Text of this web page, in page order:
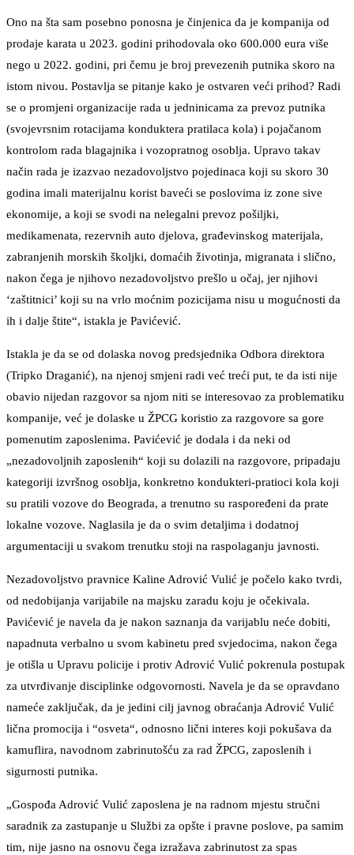
Ono na šta sam posebno ponosna je činjenica da je kompanija od
prodaje karata u 2023. godini prihodovala oko 600.000 eura više
nego u 2022. godini, pri čemu je broj prevezenih putnika skoro na
istom nivou. Postavlja se pitanje kako je ostvaren veći prihod? Radi
se o promjeni organizacije rada u jedninicama za prevoz putnika
(svojevrsnim rotacijama konduktera pratilaca kola) i pojačanom
kontrolom rada blagajnika i vozopratnog osoblja. Upravo takav
način rada je izazvao nezadovoljstvo pojedinaca koji su skoro 30
godina imali materijalnu korist baveći se poslovima iz zone sive
ekonomije, a koji se svodi na nelegalni prevoz pošiljki,
medikamenata, rezervnih auto djelova, građevinskog materijala,
zabranjenih morskih školjki, domaćih životinja, migranata i slično,
nakon čega je njihovo nezadovoljstvo prešlo u očaj, jer njihovi
‘zaštitnici’ koji su na vrlo moćnim pozicijama nisu u mogućnosti da
ih i dalje štite“, istakla je Pavićević.
Istakla je da se od dolaska novog predsjednika Odbora direktora
(Tripko Draganić), na njenoj smjeni radi već treći put, te da isti nije
obavio nijedan razgovor sa njom niti se interesovao za problematiku
kompanije, već je dolaske u ŽPCG koristio za razgovore sa gore
pomenutim zaposlenima. Pavićević je dodala i da neki od
„nezadovoljnih zaposlenih“ koji su dolazili na razgovore, pripadaju
kategoriji izvršnog osoblja, konkretno kondukteri-pratioci kola koji
su pratili vozove do Beograda, a trenutno su raspoređeni da prate
lokalne vozove. Naglasila je da o svim detaljima i dodatnoj
argumentaciji u svakom trenutku stoji na raspolaganju javnosti.
Nezadovoljstvo pravnice Kaline Adrović Vulić je počelo kako tvrdi,
od nedobijanja varijabile na majsku zaradu koju je očekivala.
Pavićević je navela da je nakon saznanja da varijablu neće dobiti,
napadnuta verbalno u svom kabinetu pred svjedocima, nakon čega
je otišla u Upravu policije i protiv Adrović Vulić pokrenula postupak
za utvrđivanje disciplinke odgovornosti. Navela je da se opravdano
nameće zaključak, da je jedini cilj javnog obraćanja Adrović Vulić
lična promocija i “osveta“, odnosno lični interes koji pokušava da
kamuflira, navodnom zabrinutošću za rad ŽPCG, zaposlenih i
sigurnosti putnika.
„Gospođa Adrović Vulić zaposlena je na radnom mjestu stručni
saradnik za zastupanje u Službi za opšte i pravne poslove, pa samim
tim, nije jasno na osnovu čega izražava zabrinutost za spas